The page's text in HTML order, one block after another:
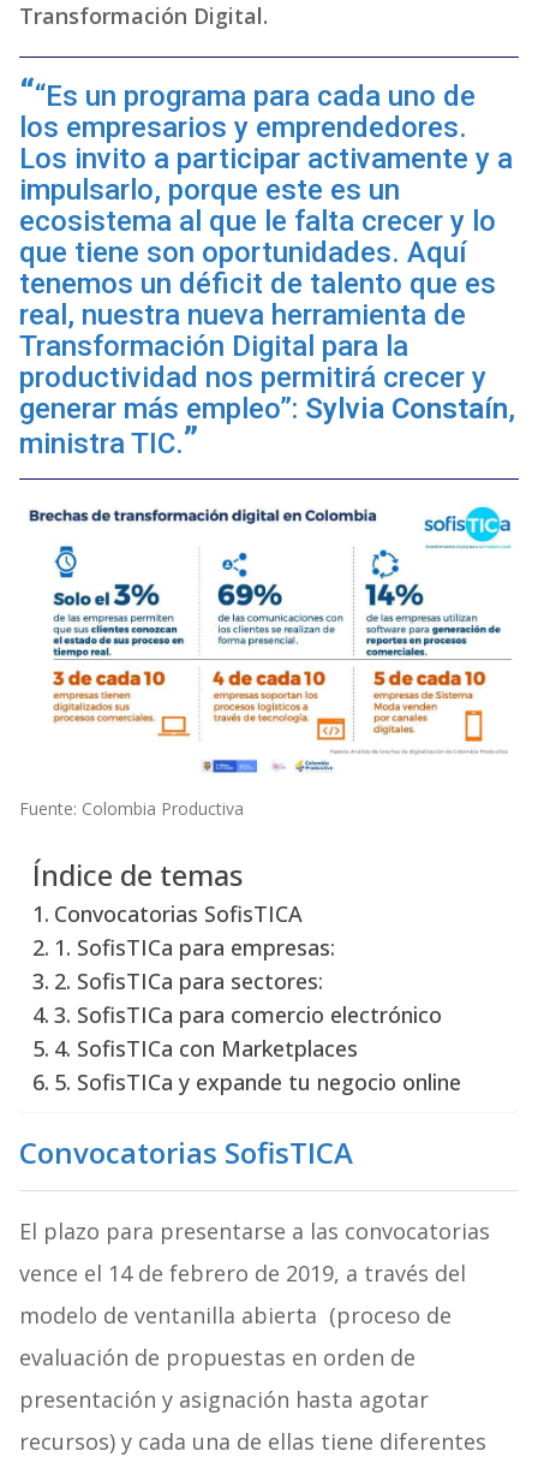
Transformación Digital.
“Es un programa para cada uno de
los empresarios y emprendedores.
Los invito a participar activamente y a
impulsarlo, porque este es un
ecosistema al que le falta crecer y lo
que tiene son oportunidades. Aquí
tenemos un déficit de talento que es
real, nuestra nueva herramienta de
Transformación Digital para la
productividad nos permitirá crecer y
generar más empleo”: Sylvia Constaín,
ministra TIC.
Fuente: Colombia Productiva
Índice de temas
Convocatorias SofisTICA
1. SofisTICa para empresas:
2. SofisTICa para sectores:
3. SofisTICa para comercio electrónico
4. SofisTICa con Marketplaces
5. SofisTICa y expande tu negocio online
Convocatorias SofisTICA
El plazo para presentarse a las convocatorias
vence el 14 de febrero de 2019, a través del
modelo de ventanilla abierta (proceso de
evaluación de propuestas en orden de
presentación y asignación hasta agotar
recursos) y cada una de ellas tiene diferentes